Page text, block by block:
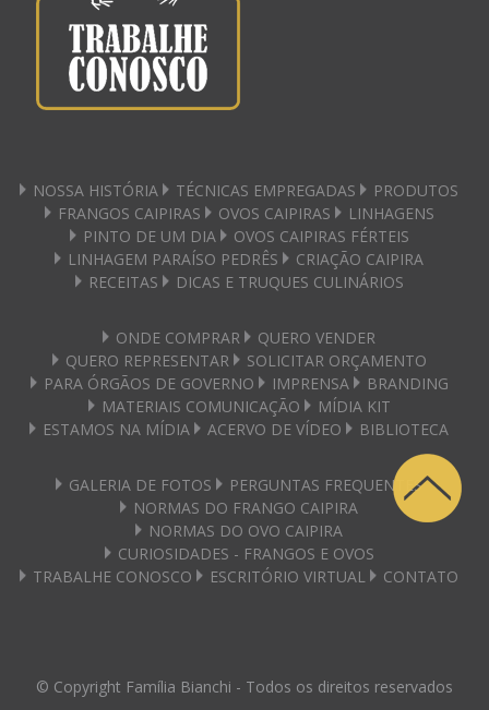
NOSSA HISTÓRIA TÉCNICAS EMPREGADAS
PRODUTOS
FRANGOS CAIPIRAS
OVOS CAIPIRAS
LINHAGENS
PINTO DE UM DIA
OVOS CAIPIRAS FÉRTEIS
LINHAGEM PARAÍSO PEDRÊS
CRIAÇÃO CAIPIRA
RECEITAS
DICAS E TRUQUES CULINÁRIOS
ONDE COMPRAR
QUERO VENDER
QUERO REPRESENTAR
SOLICITAR ORÇAMENTO
PARA ÓRGÃOS DE GOVERNO
IMPRENSA
BRANDING
MATERIAIS COMUNICAÇÃO
MÍDIA KIT
ESTAMOS NA MÍDIA
ACERVO DE VÍDEO BIBLIOTECA
GALERIA DE FOTOS
PERGUNTAS FREQUENTES
NORMAS DO FRANGO CAIPIRA
NORMAS DO OVO CAIPIRA
CURIOSIDADES - FRANGOS E OVOS
TRABALHE CONOSCO
ESCRITÓRIO VIRTUAL CONTATO
© Copyright Família Bianchi - Todos os direitos reservados